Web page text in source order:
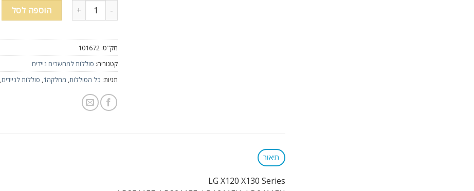
הוספה לסל
מק"ט: 101672
קטגוריה: סוללות למחשבים ניידים
תגיות: כל הסוללות, מחלקה1 , סוללות לניידים,
תיאור
LG X120 X130 Series